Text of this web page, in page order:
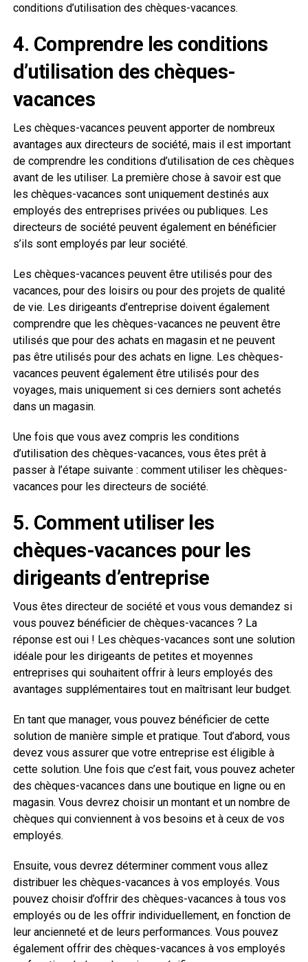
conditions d’utilisation des chèques-vacances.
4. Comprendre les conditions
d’utilisation des chèques-
vacances
Les chèques-vacances peuvent apporter de nombreux
avantages aux directeurs de société, mais il est important
de comprendre les conditions d’utilisation de ces chèques
avant de les utiliser. La première chose à savoir est que
les chèques-vacances sont uniquement destinés aux
employés des entreprises privées ou publiques. Les
directeurs de société peuvent également en bénéficier
s’ils sont employés par leur société.
Les chèques-vacances peuvent être utilisés pour des
vacances, pour des loisirs ou pour des projets de qualité
de vie. Les dirigeants d’entreprise doivent également
comprendre que les chèques-vacances ne peuvent être
utilisés que pour des achats en magasin et ne peuvent
pas être utilisés pour des achats en ligne. Les chèques-
vacances peuvent également être utilisés pour des
voyages, mais uniquement si ces derniers sont achetés
dans un magasin.
Une fois que vous avez compris les conditions
d’utilisation des chèques-vacances, vous êtes prêt à
passer à l’étape suivante : comment utiliser les chèques-
vacances pour les directeurs de société.
5. Comment utiliser les
chèques-vacances pour les
dirigeants d’entreprise
Vous êtes directeur de société et vous vous demandez si
vous pouvez bénéficier de chèques-vacances ? La
réponse est oui ! Les chèques-vacances sont une solution
idéale pour les dirigeants de petites et moyennes
entreprises qui souhaitent offrir à leurs employés des
avantages supplémentaires tout en maîtrisant leur budget.
En tant que manager, vous pouvez bénéficier de cette
solution de manière simple et pratique. Tout d’abord, vous
devez vous assurer que votre entreprise est éligible à
cette solution. Une fois que c’est fait, vous pouvez acheter
des chèques-vacances dans une boutique en ligne ou en
magasin. Vous devrez choisir un montant et un nombre de
chèques qui conviennent à vos besoins et à ceux de vos
employés.
Ensuite, vous devrez déterminer comment vous allez
distribuer les chèques-vacances à vos employés. Vous
pouvez choisir d’offrir des chèques-vacances à tous vos
employés ou de les offrir individuellement, en fonction de
leur ancienneté et de leurs performances. Vous pouvez
également offrir des chèques-vacances à vos employés